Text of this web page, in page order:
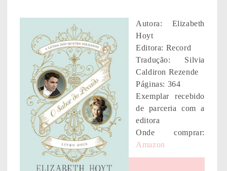
Autora: Elizabeth
Hoyt
Editora: Record
Tradução: Silvia
Caldiron Rezende
Páginas: 364
Exemplar recebido
de parceria com a
editora
Onde comprar:
Amazon